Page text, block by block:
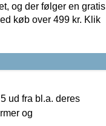
og der følger en gratis
køb over 499 kr. Klik
ud fra bl.a. deres
og